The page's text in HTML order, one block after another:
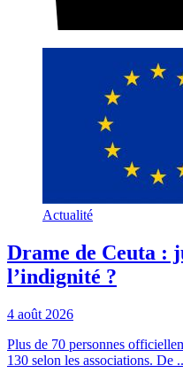
Actualité
Drame de Ceuta :
l’indignité ?
4 août 2026
Plus de 70 personnes
130 selon les associations. De